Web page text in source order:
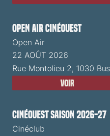
Open Air CinéOuest
Open Air
22 AOÛT 2026
Rue Montolieu 2, 1030
Voir
CinéOuest Saison 2026-27
Cinéclub